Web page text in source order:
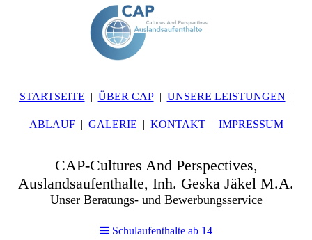
STARTSEITE ÜBER CAP UNSERE LEISTUNGEN
ABLAUF GALERIE KONTAKT IMPRESSUM
CAP-Cultures And Perspectives,
Auslandsaufenthalte, Inh. Geska Jäkel M.A.
Unser Beratungs- und Bewerbungsservice
Schulaufenthalte ab 14